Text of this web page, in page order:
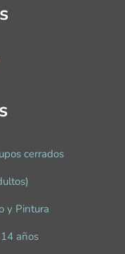
cerrados
y Pintura
años